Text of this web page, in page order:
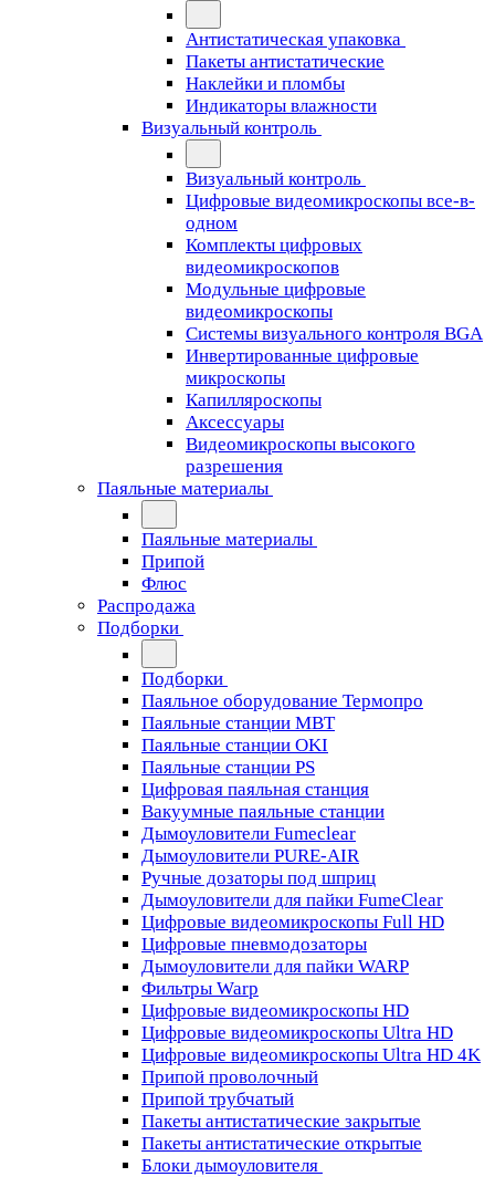
Антистатическая упаковка
Пакеты антистатические
Наклейки и пломбы
Индикаторы влажности
Визуальный контроль
Визуальный контроль
Цифровые видеомикроскопы все-в-
одном
Комплекты цифровых
видеомикроскопов
Модульные цифровые
видеомикроскопы
Cистемы визуального контроля BGA
Инвертированные цифровые
микроскопы
Капилляроскопы
Аксессуары
Видеомикроскопы высокого
разрешения
Паяльные материалы
Паяльные материалы
Припой
Флюс
Распродажа
Подборки
Подборки
Паяльное оборудование Термопро
Паяльные станции MBT
Паяльные станции OKI
Паяльные станции PS
Цифровая паяльная станция
Вакуумные паяльные станции
Дымоуловители Fumeclear
Дымоуловители PURE-AIR
Ручные дозаторы под шприц
Дымоуловители для пайки FumeClear
Цифровые видеомикроскопы Full HD
Цифровые пневмодозаторы
Дымоуловители для пайки WARP
Фильтры Warp
Цифровые видеомикроскопы HD
Цифровые видеомикроскопы Ultra HD
Цифровые видеомикроскопы Ultra HD 4K
Припой проволочный
Припой трубчатый
Пакеты антистатические закрытые
Пакеты антистатические открытые
Блоки дымоуловителя